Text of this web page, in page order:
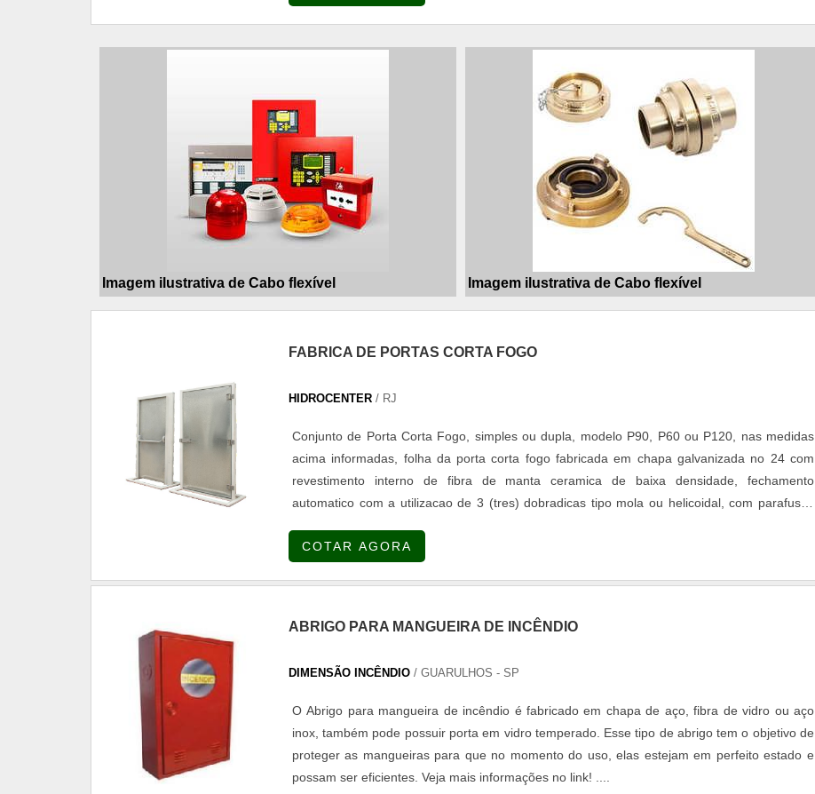
Imagem ilustrativa de Cabo flexível Imagem ilustrativa de Cabo flexível
FABRICA DE PORTAS CORTA FOGO
HIDROCENTER/ RJ
Conjunto de Porta Corta Fogo, simples ou dupla, modelo P90, P60 ou P120, nas medidas
acima informadas, folha da porta corta fogo fabricada em chapa galvanizada no 24 com
revestimento interno de fibra de manta ceramica de baixa densidade, fechamento
automatico com a utilizacao de 3 (tres) dobradicas tipo mola ou helicoidal, com parafusos
COTAR AGORA
ABRIGO PARA MANGUEIRA DE INCÊNDIO
DIMENSÃO INCÊNDIO/ GUARULHOS - SP
O Abrigo para mangueira de incêndio é fabricado em chapa de aço, fibra de vidro ou aço
inox, também pode possuir porta em vidro temperado. Esse tipo de abrigo tem o objetivo de
proteger as mangueiras para que no momento do uso, elas estejam em perfeito estado e
possam ser eficientes. Veja mais informações no link! ....